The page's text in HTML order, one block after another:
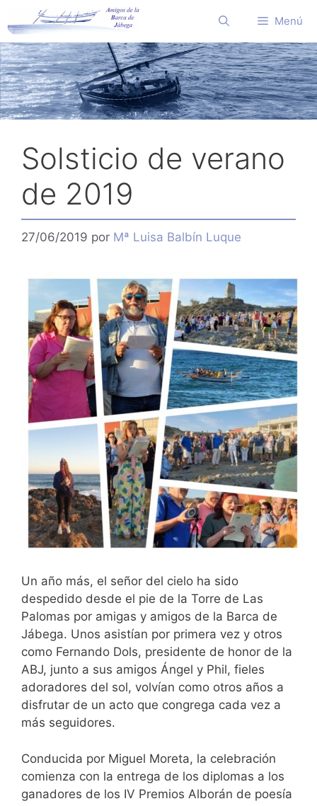
al
contenido
Menú
Solsticio de verano
de 2019
27/06/2019 por Mª Luisa Balbín Luque
Un año más, el señor del cielo ha sido
despedido desde el pie de la Torre de Las
Palomas por amigas y amigos de la Barca de
Jábega. Unos asistían por primera vez y otros
como Fernando Dols, presidente de honor de la
ABJ, junto a sus amigos Ángel y Phil, fieles
adoradores del sol, volvían como otros años a
disfrutar de un acto que congrega cada vez a
más seguidores.
Conducida por Miguel Moreta, la celebración
comienza con la entrega de los diplomas a los
ganadores de los IV Premios Alborán de poesía